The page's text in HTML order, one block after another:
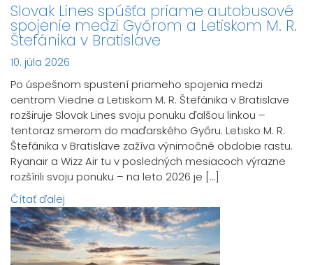
Slovak Lines spúšťa priame autobusové
spojenie medzi Győrom a Letiskom M. R.
Štefánika v Bratislave
10. júla 2026
Po úspešnom spustení priameho spojenia medzi
centrom Viedne a Letiskom M. R. Štefánika v Bratislave
rozširuje Slovak Lines svoju ponuku ďalšou linkou –
tentoraz smerom do maďarského Győru. Letisko M. R.
Štefánika v Bratislave zažíva výnimočné obdobie rastu.
Ryanair a Wizz Air tu v posledných mesiacoch výrazne
rozšírili svoju ponuku – na leto 2026 je […]
Čítať ďalej